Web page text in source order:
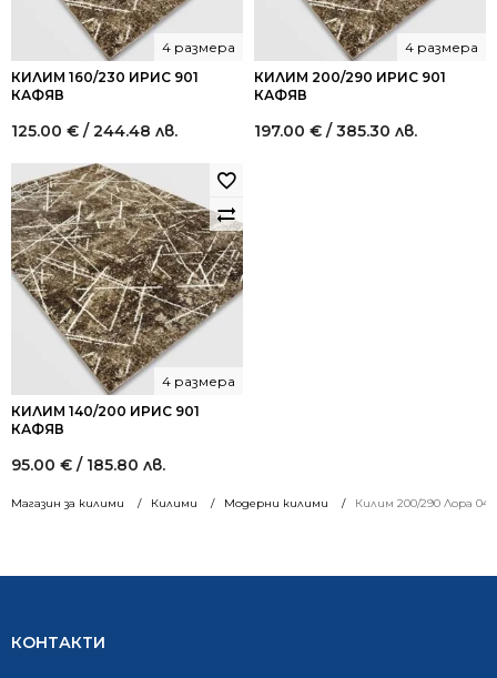
Магазин за килими Килими Модерни килими Килим 200/290 Лора
КИЛИМ 160/230 ИРИС 901
КАФЯВ
4 размера
125.00 € / 244.48 лв.
КИЛИМ 200/290 ИРИС 901
КАФЯВ
4 размера
197.00 € / 385.30 лв.
КИЛИМ 140/200 ИРИС 901
КАФЯВ
4 размера
95.00 € / 185.80 лв.
КОНТАКТИ